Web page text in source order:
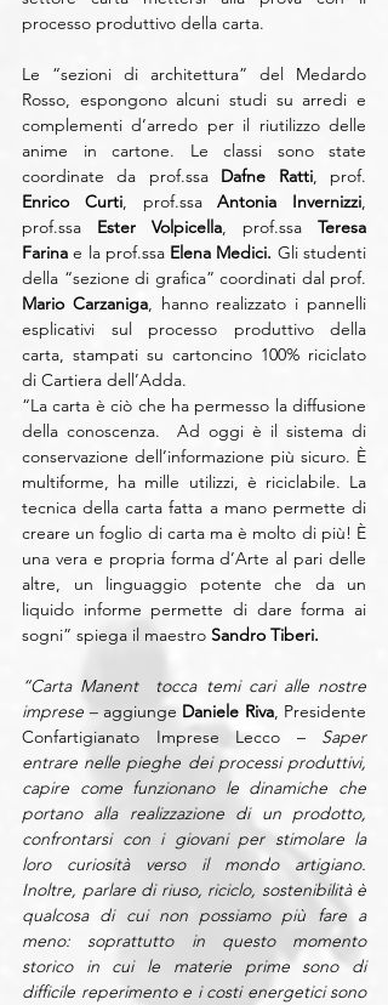
processo produttivo della carta.
Le “sezioni di architettura” del Medardo
Rosso, espongono alcuni studi su arredi e
complementi d’arredo per il riutilizzo delle
anime in cartone. Le classi sono state
coordinate da prof.ssa Dafne Ratti
Enrico Curti, prof.ssa Antonia Invernizzi,
prof.ssa Ester Volpicella, prof.ssa Teresa
Farina e la prof.ssa Elena Medici. Gli studenti
Mario Carzaniga, hanno realizzato i pannelli
esplicativi sul processo produttivo della
carta, stampati su cartoncino 100% riciclato
di Cartiera dell’Adda.
“La carta è ciò che ha permesso la diffusione
della conoscenza.  Ad oggi è il sistema di
conservazione dell’informazione più sicuro. È
multiforme, ha mille utilizzi, è riciclabile. La
tecnica della carta fatta a mano permette di
creare un foglio di carta ma è molto di più! È
una vera e propria forma d’Arte al pari delle
altre, un linguaggio potente che da un
liquido informe permette di dare forma ai
sogni” spiega il maestro Sandro Tiberi.
“Carta Manent  tocca temi cari alle nostre
imprese – aggiunge Daniele Riva, Presidente
Confartigianato Imprese Lecco – Saper
entrare nelle pieghe dei processi produttivi,
capire come funzionano le dinamiche che
portano alla realizzazione di un prodotto,
confrontarsi con i giovani per stimolare la
loro curiosità verso il mondo artigiano.
Inoltre, parlare di riuso, riciclo, sostenibilità è
qualcosa di cui non possiamo più fare a
meno: soprattutto in questo momento
storico in cui le materie prime sono di
difficile reperimento e i costi energetici sono